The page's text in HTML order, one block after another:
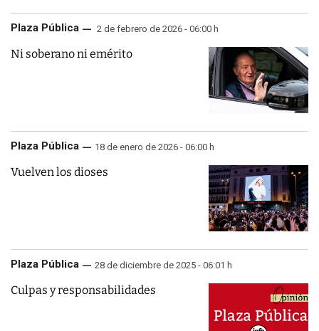
Plaza Pública 2 de febrero de 2026 - 06:00 h
Ni soberano ni emérito
Plaza Pública 18 de enero de 2026 - 06:00 h
Vuelven los dioses
Plaza Pública 28 de diciembre de 2025 - 06:01 h
Culpas y responsabilidades